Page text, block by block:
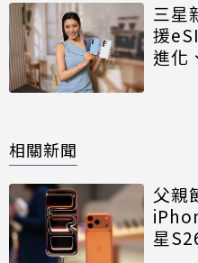
三星
援
進化
相關新聞
父親
星